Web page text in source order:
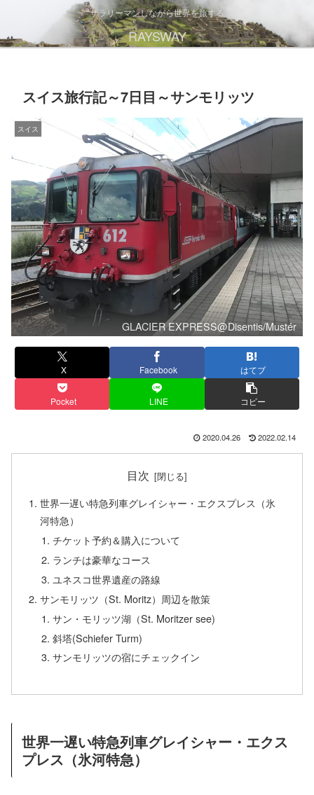
サラリーマンしながら世界を旅する
RAYSWAY
スイス旅行記～7日目～サンモリッツ
スイス
GLACIER EXPRESS@Disentis/Mustér
X Facebook はてブ
Pocket LINE コピー
2020.04.26 2022.02.14
目次
世界一遅い特急列車グレイシャー・エクスプレス（氷
河特急）
チケット予約＆購入について
ランチは豪華なコース
ユネスコ世界遺産の路線
サンモリッツ（St. Moritz）周辺を散策
サン・モリッツ湖（St. Moritzer see)
斜塔(Schiefer Turm)
サンモリッツの宿にチェックイン
世界一遅い特急列車グレイシャー・エクス
プレス（氷河特急）